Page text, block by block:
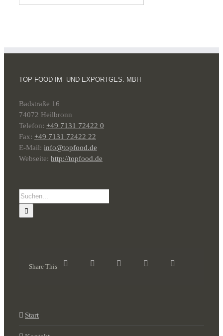
TOP FOOD IM- UND EXPORTGES. MBH
Badstraße 16
74072 Heilbronn
Telefon: +49 7131 72422 0
Fax: +49 7131 72422 22
E-Mail: info@topfood.de
Webseite: http://topfood.de
Suche
nach:
Share This
Start